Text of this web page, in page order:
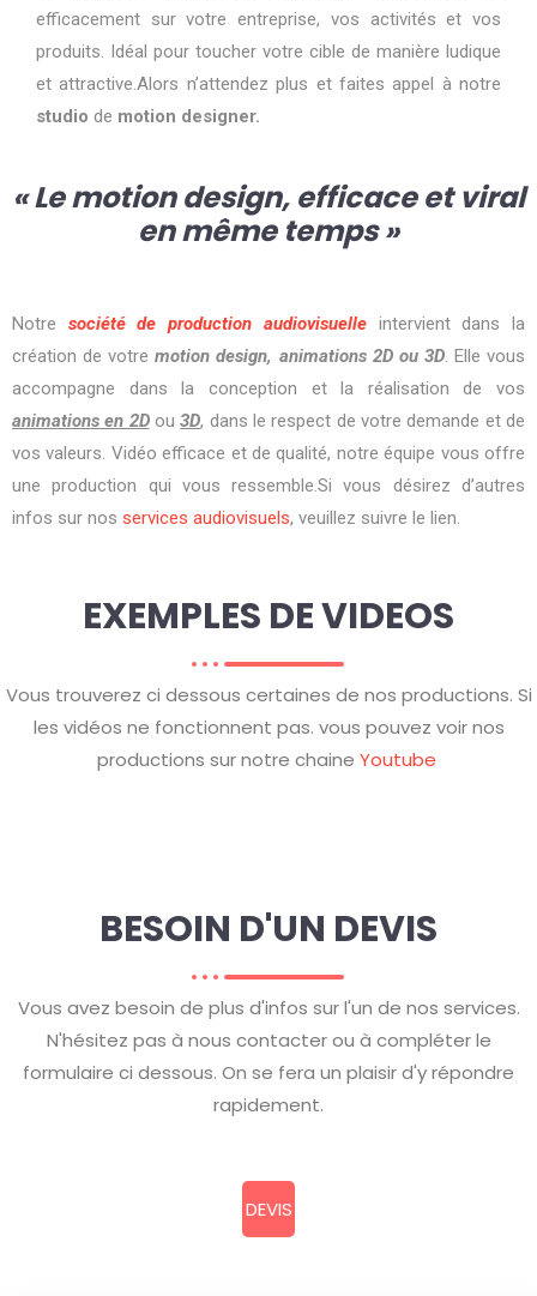
efficacement sur votre entreprise, vos activités et vos
produits. Idéal pour toucher votre cible de manière ludique
et attractive.Alors n’attendez plus et faites appel à notre
studio de motion designer.
« Le motion design, efficace et viral
en même temps »
Notre société de production audiovisuelleintervient dans la
création de votremotion design, animations 2D ou 3D. Elle vous
accompagne dans la conception et la réalisation de vos
animations en 2Dou3D, dans le respect de votre demande et de
vos valeurs. Vidéo efficace et de qualité, notre équipe vous offre
une production qui vous ressemble.Si vous désirez d’autres
infos sur nos services audiovisuels, veuillez suivre le lien.
EXEMPLES DE VIDEOS
Vous trouverez ci dessous certaines de nos productions. Si
les vidéos ne fonctionnent pas. vous pouvez voir nos
productions sur notre chaine Youtube
BESOIN D'UN DEVIS
Vous avez besoin de plus d'infos sur l'un de nos services.
N'hésitez pas à nous contacter ou à compléter le
formulaire ci dessous. On se fera un plaisir d'y répondre
rapidement.
DEVIS